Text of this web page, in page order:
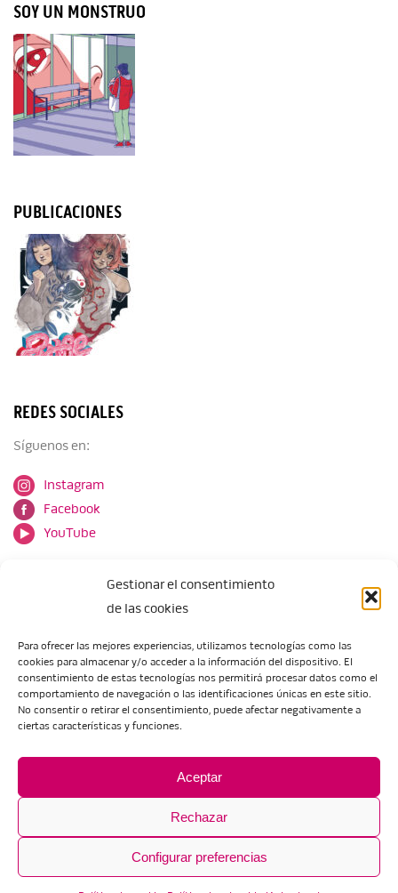
Gestionar el consentimiento
de las cookies
Para ofrecer las mejores experiencias, utilizamos tecnologías como las
cookies para almacenar y/o acceder a la información del dispositivo. El
consentimiento de estas tecnologías nos permitirá procesar datos como el
comportamiento de navegación o las identificaciones únicas en este sitio.
No consentir o retirar el consentimiento, puede afectar negativamente a
ciertas características y funciones.
Aceptar
Rechazar
Configurar preferencias
SOY UN MONSTRUO
PUBLICACIONES
REDES SOCIALES
Síguenos en:
Instagram
Facebook
YouTube
Escuela de Arte de Zaragoza
María Zambrano, 5
50018 Zaragoza
eartezaragoza@educa.aragon.es